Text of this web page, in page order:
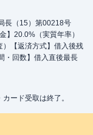
長（15）第00218号
】20.0%（実質年率）
）【返済方式】借入後残
・回数】借入直後最長
ード受取は終了。